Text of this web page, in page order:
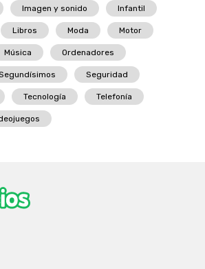
Imagen y sonido Infantil
Libros Moda Motor
Música Ordenadores
Seguridad
Tecnología Telefonía